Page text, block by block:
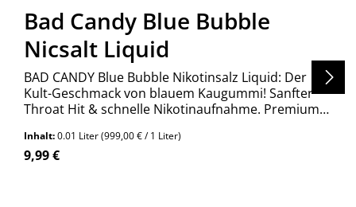
Bad Candy Blue Bubble
Nicsalt Liquid
BAD CANDY Blue Bubble Nikotinsalz Liquid: Der
Kult-Geschmack von blauem Kaugummi! Sanfter
Throat Hit & schnelle Nikotinaufnahme. Premium
Inhalt:0.01 Liter(999,00 € / 1 Liter)
Regulärer Preis:
9,99 €